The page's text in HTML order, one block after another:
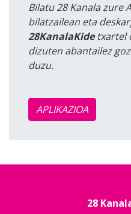
Bilatu 28 Kanala zure
bilatzailean eta
28KanalaKidetxartel
dizuten abantailez
duzu.
APLIKAZIOA
28